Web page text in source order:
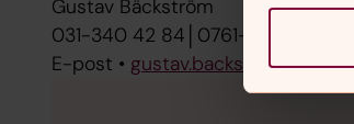
Gustav Bäckström
031-340 42 84│0761-42 52 49
E-post •